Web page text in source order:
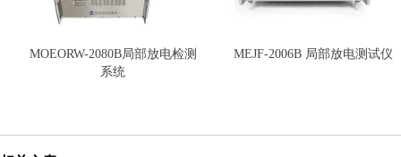
MOEORW-2080B局部放电检测
系统
MEJF-2006B 局部放电测试仪